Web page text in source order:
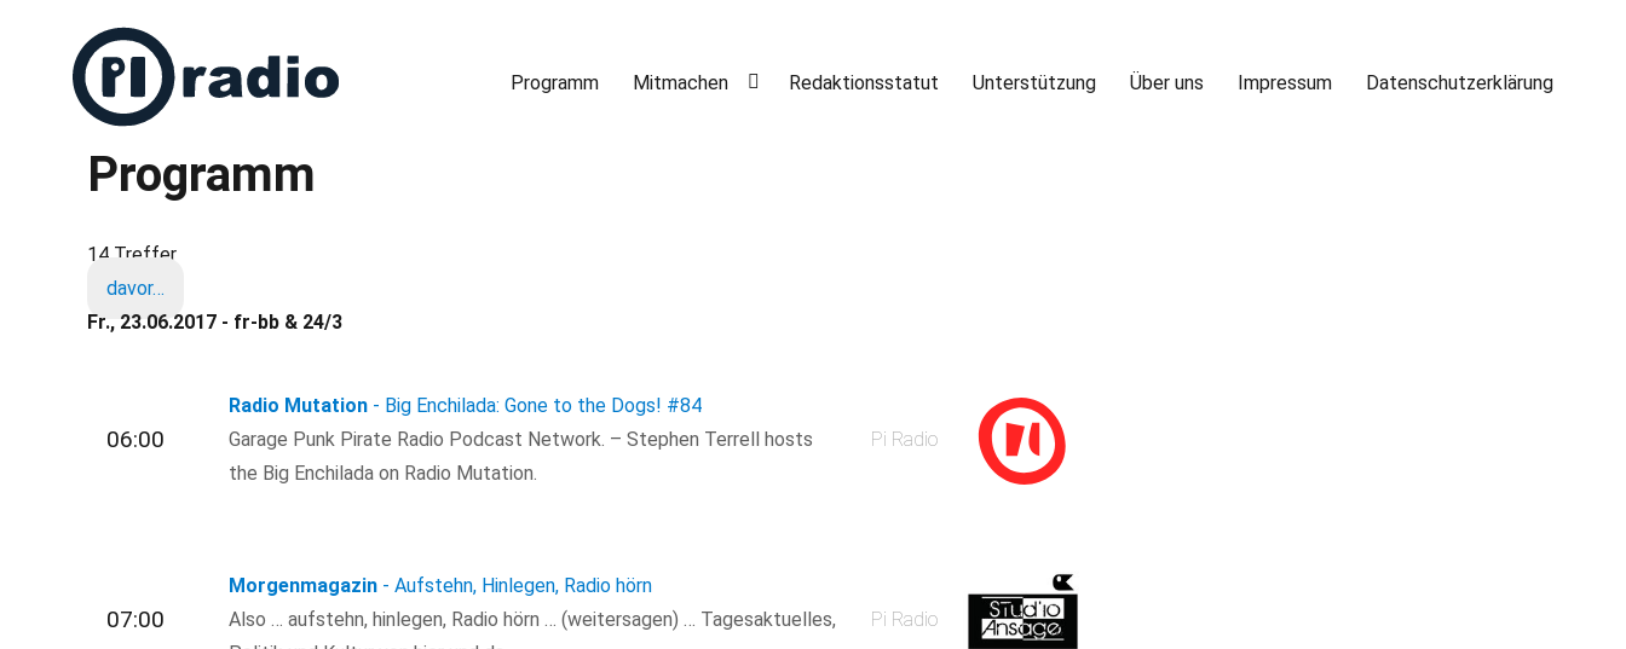
Freies Radio in Berlin
Programm Mitmachen Redaktionsstatut Unterstützung Über uns Impressum Datenschutzerklärung
Programm
14 Treffer
davor…
Fr., 23.06.2017 - fr-bb & 24/3
06:00
Radio Mutation - Big Enchilada: Gone to the Dogs! #84
Garage Punk Pirate Radio Podcast Network. – Stephen Terrell hosts
the Big Enchilada on Radio Mutation.
Pi Radio
07:00
Morgenmagazin - Aufstehn, Hinlegen, Radio hörn
Also … aufstehn, hinlegen, Radio hörn … (weitersagen) … Tagesaktuelles,
Pi Radio